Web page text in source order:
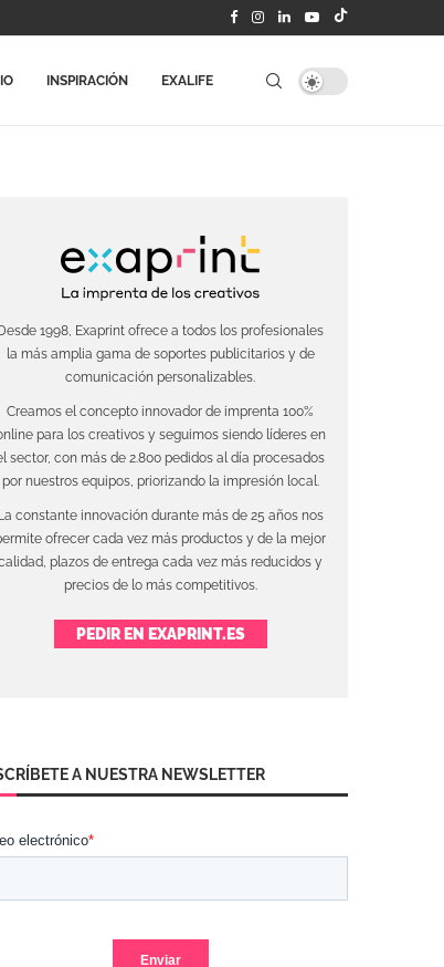
INSPIRACIÓN EXALIFE
1998, Exaprint ofrece a todos los profesionales
la más amplia gama de soportes publicitarios y de
comunicación personalizables.
Creamos el concepto innovador de imprenta 100%
para los creativos y seguimos siendo líderes en
sector, con más de 2.800 pedidos al día procesados
por nuestros equipos, priorizando la impresión local.
constante innovación durante más de 25 años nos
ofrecer cada vez más productos y de la mejor
plazos de entrega cada vez más reducidos y
precios de lo más competitivos.
PEDIR EN EXAPRINT.ES
A NUESTRA NEWSLETTER